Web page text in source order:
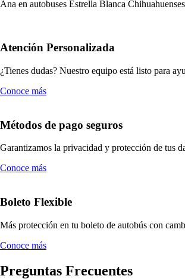
Ana en autobuses Estrella Blanca
Atención Personalizada
¿Tienes dudas? Nuestro equipo está listo para
Conoce más
Métodos de pago seguros
Garantizamos la privacidad y protección de tus
Conoce más
Boleto Flexible
Más protección en tu boleto de autobús con
Conoce más
Preguntas Frecuentes